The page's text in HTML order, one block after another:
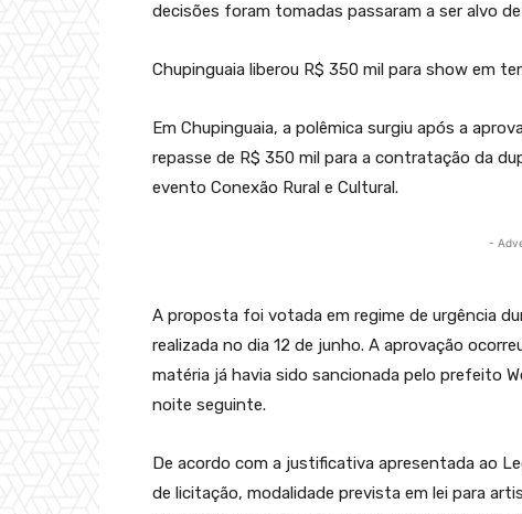
decisões foram tomadas passaram a ser alvo
Chupinguaia liberou R$ 350 mil para show em
Em Chupinguaia, a polêmica surgiu após a
repasse de R$ 350 mil para a contratação da
evento Conexão Rural e Cultural.
-
A proposta foi votada em regime de urgência
realizada no dia 12 de junho. A aprovação
matéria já havia sido sancionada pelo prefeito
noite seguinte.
De acordo com a justificativa apresentada ao
de licitação, modalidade prevista em lei para